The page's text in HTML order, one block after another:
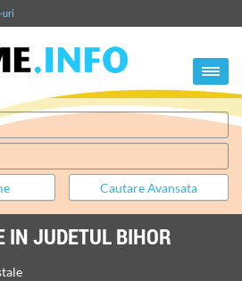
uri
IN JUDETUL BIHOR